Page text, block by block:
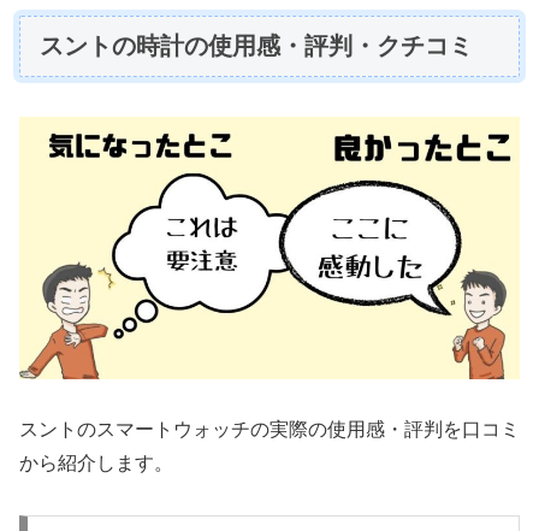
スントの時計の使用感・評判・クチコミ
スントのスマートウォッチの実際の使用感・評判を口コミ
から紹介します。